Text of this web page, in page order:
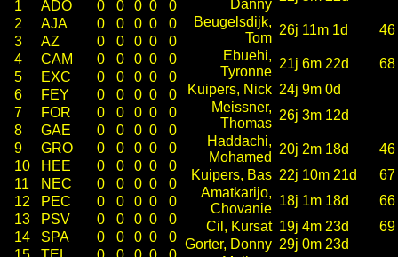
1
ADO 0 0 0 0
0
2
AJA 0 0 0 0
0
3
AZ 0 0 0 0
0
4
CAM 0 0 0 0
0
5
EXC 0 0 0 0
0
6
FEY 0 0 0 0
0
7
FOR 0 0 0 0
0
8
GAE 0 0 0 0
0
9
GRO 0 0 0 0
0
10
HEE 0 0 0 0
0
11
NEC 0 0 0 0
0
12
PEC 0 0 0 0
0
13
PSV 0 0 0 0
0
14
SPA 0 0 0 0
0
Danny
Beugelsdijk,
Tom
26j 11m 1d
46
Ebuehi,
Tyronne
21j 6m 22d
68
Kuipers, Nick 24j 9m 0d
Meissner,
Thomas
26j 3m 12d
Haddachi,
Mohamed
20j 2m 18d
46
Kuipers, Bas 22j 10m 21d
67
Amatkarijo,
Chovanie
18j 1m 18d
66
Cil, Kursat 19j 4m 23d
69
Gorter, Donny 29j 0m 23d